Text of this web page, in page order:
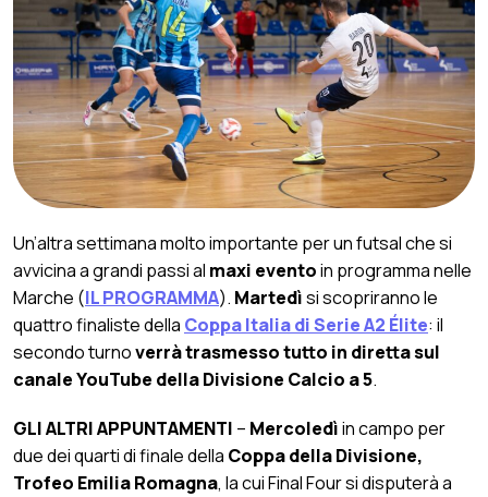
Un’altra settimana molto importante per un futsal che si
avvicina a grandi passi al maxi eventoin programma nelle
Marche (IL PROGRAMMA). Martedìsi scopriranno le
quattro finaliste della Coppa Italia di Serie A2 Élite: il
secondo turnoverrà trasmesso tutto in diretta sul
canale YouTube della Divisione Calcio a 5.
GLI ALTRI APPUNTAMENTI – Mercoledìin campo per
due dei quarti di finale della Coppa della Divisione,
Trofeo Emilia Romagna, la cui Final Four si disputerà a